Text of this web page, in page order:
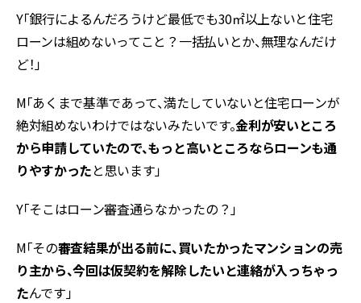
Y「銀行によるんだろうけど最低でも30㎡以上ないと住宅
ローンは組めないってこと？一括払いとか、無理なんだけ
ど！」
M「あくまで基準であって、満たしていないと住宅ローンが
絶対組めないわけではないみたいです。金利が安いところ
から申請していたので、もっと高いところならローンも通
りやすかったと思います」
Y「そこはローン審査通らなかったの？」
M「その審査結果が出る前に、買いたかったマンションの売
り主から、今回は仮契約を解除したいと連絡が入っちゃっ
たんです」